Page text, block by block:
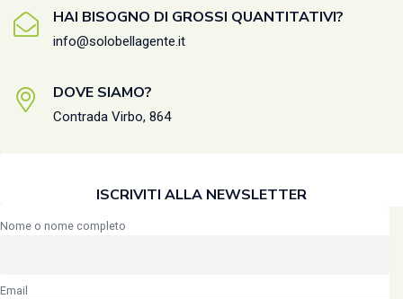
HAI BISOGNO DI GROSSI QUANTITATIVI?
info@solobellagente.it
DOVE SIAMO?
Contrada Virbo, 864
ISCRIVITI ALLA NEWSLETTER
Nome o nome completo
Email